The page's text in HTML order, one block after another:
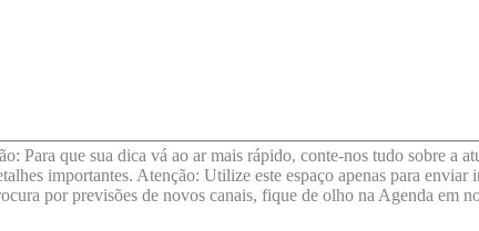
Para que sua dica vá ao ar mais rápido, conte-nos tudo sobre a
importantes. Atenção: Utilize este espaço apenas para
por previsões de novos canais, fique de olho na Agenda em